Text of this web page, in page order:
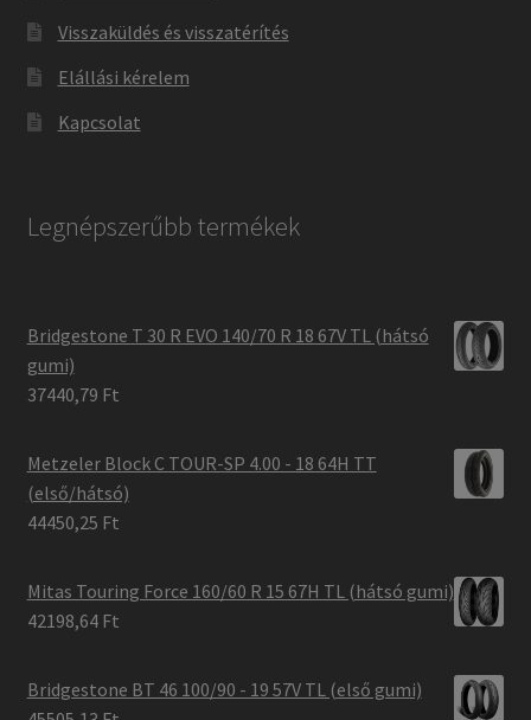
Visszaküldés és visszatérítés
Elállási kérelem
Kapcsolat
Legnépszerűbb termékek
Bridgestone T 30 R EVO 140/70 R 18 67V TL (hátsó
gumi)
37440,79 Ft
Metzeler Block C TOUR-SP 4.00 - 18 64H TT
(első/hátsó)
44450,25 Ft
Mitas Touring Force 160/60 R 15 67H TL (hátsó gumi)
42198,64 Ft
Bridgestone BT 46 100/90 - 19 57V TL (első gumi)